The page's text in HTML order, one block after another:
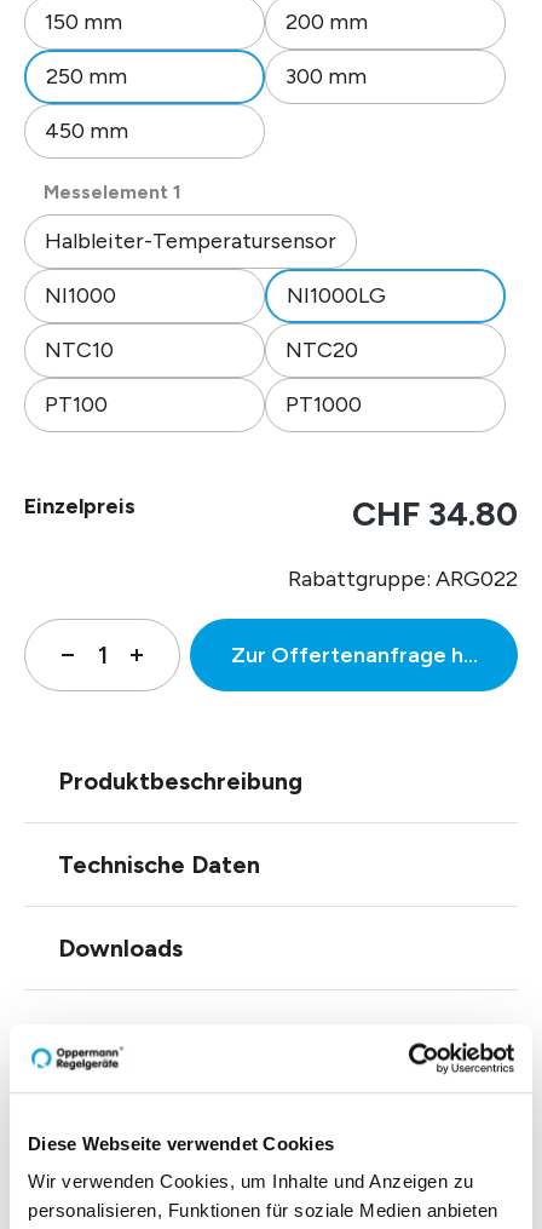
Diese Webseite verwendet Cookies
Wir verwenden Cookies, um Inhalte und Anzeigen zu
personalisieren, Funktionen für soziale Medien anbieten
150 mm 200 mm
250 mm 300 mm
450 mm
Messelement 1
Halbleiter-Temperatursensor
NI1000 NI1000LG
NTC10 NTC20
PT100 PT1000
Einzelpreis CHF 34.80
Rabattgruppe: ARG022
Zur Offertenanfrage
Produktbeschreibung
Technische Daten
Downloads
Zubehör